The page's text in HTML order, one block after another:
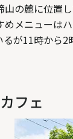
の麓に位置
メニューは
が11時から
フェ